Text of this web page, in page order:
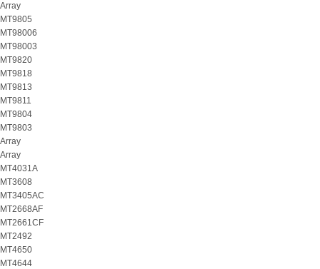
Array
MT9805
MT98006
MT98003
MT9820
MT9818
MT9813
MT9811
MT9804
MT9803
Array
Array
MT4031A
MT3608
MT3405AC
MT2668AF
MT2661CF
MT2492
MT4650
MT4644